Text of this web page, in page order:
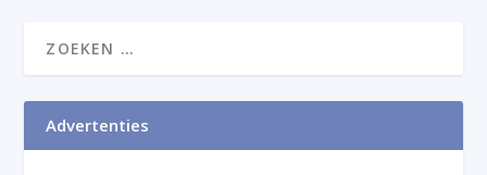
Advertenties